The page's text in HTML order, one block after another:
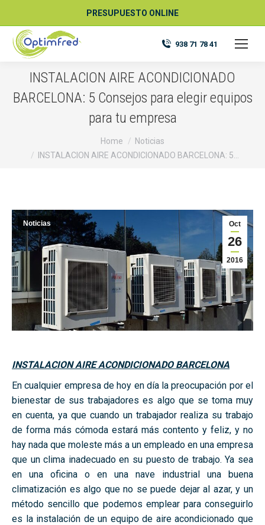
PRESUPUESTO ONLINE
938 71 78 41
INSTALACION AIRE ACONDICIONADO
BARCELONA: 5 Consejos para elegir equipos
para tu empresa
Home
Noticias
INSTALACION AIRE ACONDICIONADO BARCELONA: 5…
Oct
26
2016
Noticias
INSTALACION AIRE ACONDICIONADO BARCELONA
En cualquier empresa de hoy en día la preocupación por el
bienestar de sus trabajadores es algo que se toma muy
en cuenta, ya que cuando un trabajador realiza su trabajo
de forma más cómoda estará más contento y feliz, y no
hay nada que moleste más a un empleado en una empresa
que un clima inadecuado en su puesto de trabajo. Ya sea
en una oficina o en una nave industrial una buena
climatización es algo que no se puede dejar al azar, y un
método sencillo que podemos emplear para conseguirlo
es la instalación de un equipo de aire acondicionado que